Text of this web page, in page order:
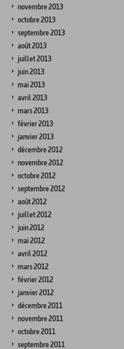
novembre 2013
octobre 2013
septembre 2013
août 2013
juillet 2013
juin 2013
mai 2013
avril 2013
mars 2013
février 2013
janvier 2013
décembre 2012
novembre 2012
octobre 2012
septembre 2012
août 2012
juillet 2012
juin 2012
mai 2012
avril 2012
mars 2012
février 2012
janvier 2012
décembre 2011
novembre 2011
octobre 2011
septembre 2011